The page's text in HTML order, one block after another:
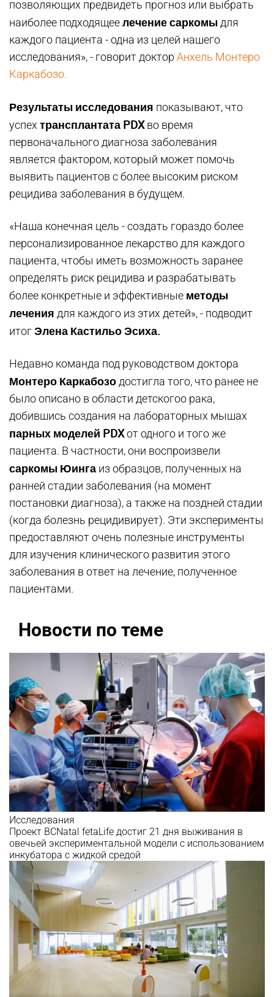
позволяющих предвидеть прогноз или выбрать
наиболее подходящеелечение саркомы для
каждого пациента - одна из целей нашего
исследования», - говорит доктор Анхель Монтеро
Каркабозо.
Результаты исследования показывают, что
успех трансплантата PDXво время
первоначального диагноза заболевания
является фактором, который может помочь
выявить пациентов с более высоким риском
рецидива заболевания в будущем.
«Наша конечная цель - создать гораздо более
персонализированное лекарство для каждого
пациента, чтобы иметь возможность заранее
определять риск рецидива и разрабатывать
более конкретные и эффективные методы
лечения для каждого из этих детей», - подводит
итогЭлена Кастильо Эсиха.
Недавно команда под руководством доктора
Монтеро Каркабозо достигла того, что ранее не
было описано в области детскогоо рака,
добившись создания на лабораторных мышах
парных моделей PDXот одного и того же
пациента. В частности, они воспроизвели
саркомы Юинга из образцов, полученных на
ранней стадии заболевания (на момент
постановки диагноза), а также на поздней стадии
(когда болезнь рецидивирует). Эти эксперименты
предоставляют очень полезные инструменты
для изучения клинического развития этого
заболевания в ответ на лечение, полученное
пациентами.
Новости по теме
Исследования
Проект BCNatal fetaLife достиг 21 дня выживания в
овечьей экспериментальной модели с использованием
инкубатора с жидкой средой